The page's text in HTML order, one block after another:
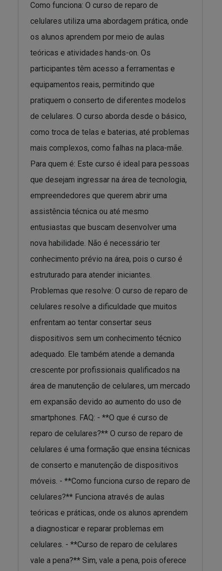
Como funciona: O curso de reparo de
celulares utiliza uma abordagem prática, onde
os alunos aprendem por meio de aulas
teóricas e atividades hands-on. Os
participantes têm acesso a ferramentas e
equipamentos reais, permitindo que
pratiquem o conserto de diferentes modelos
de celulares. O curso aborda desde o básico,
como troca de telas e baterias, até problemas
mais complexos, como falhas na placa-mãe.
Para quem é: Este curso é ideal para pessoas
que desejam ingressar na área de tecnologia,
empreendedores que querem abrir uma
assistência técnica ou até mesmo
entusiastas que buscam desenvolver uma
nova habilidade. Não é necessário ter
conhecimento prévio na área, pois o curso é
estruturado para atender iniciantes.
Problemas que resolve: O curso de reparo de
celulares resolve a dificuldade que muitos
enfrentam ao tentar consertar seus
dispositivos sem um conhecimento técnico
adequado. Ele também atende a demanda
crescente por profissionais qualificados na
área de manutenção de celulares, um mercado
em expansão devido ao aumento do uso de
smartphones. FAQ: - **O que é curso de
reparo de celulares?** O curso de reparo de
celulares é uma formação que ensina técnicas
de conserto e manutenção de dispositivos
móveis. - **Como funciona curso de reparo de
celulares?** Funciona através de aulas
teóricas e práticas, onde os alunos aprendem
a diagnosticar e reparar problemas em
celulares. - **Curso de reparo de celulares
vale a pena?** Sim, vale a pena, pois oferece